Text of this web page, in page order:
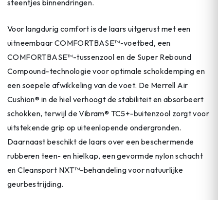
steentjes binnendringen.
Voor langdurig comfort is de laars uitgerust met een
uitneembaar COMFORTBASE™-voetbed, een
COMFORTBASE™-tussenzool en de Super Rebound
Compound-technologie voor optimale schokdemping en
een soepele afwikkeling van de voet. De Merrell Air
Cushion® in de hiel verhoogt de stabiliteit en absorbeert
schokken, terwijl de Vibram® TC5+-buitenzool zorgt voor
uitstekende grip op uiteenlopende ondergronden.
Daarnaast beschikt de laars over een beschermende
rubberen teen- en hielkap, een gevormde nylon schacht
en Cleansport NXT™-behandeling voor natuurlijke
geurbestrijding.